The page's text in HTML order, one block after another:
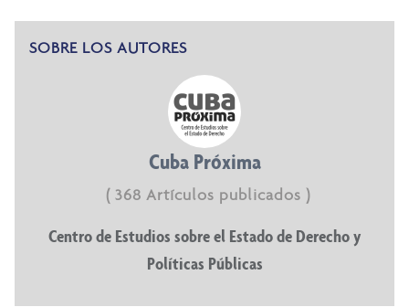
SOBRE LOS AUTORES
Cuba Próxima
( 368 Artículos publicados )
Centro de Estudios sobre el Estado de Derecho y
Políticas Públicas